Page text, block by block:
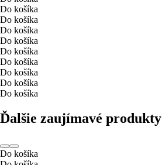
Do košíka
Do košíka
Do košíka
Do košíka
Do košíka
Do košíka
Do košíka
Do košíka
Do košíka
Ďalšie zaujímavé produkty
Do košíka